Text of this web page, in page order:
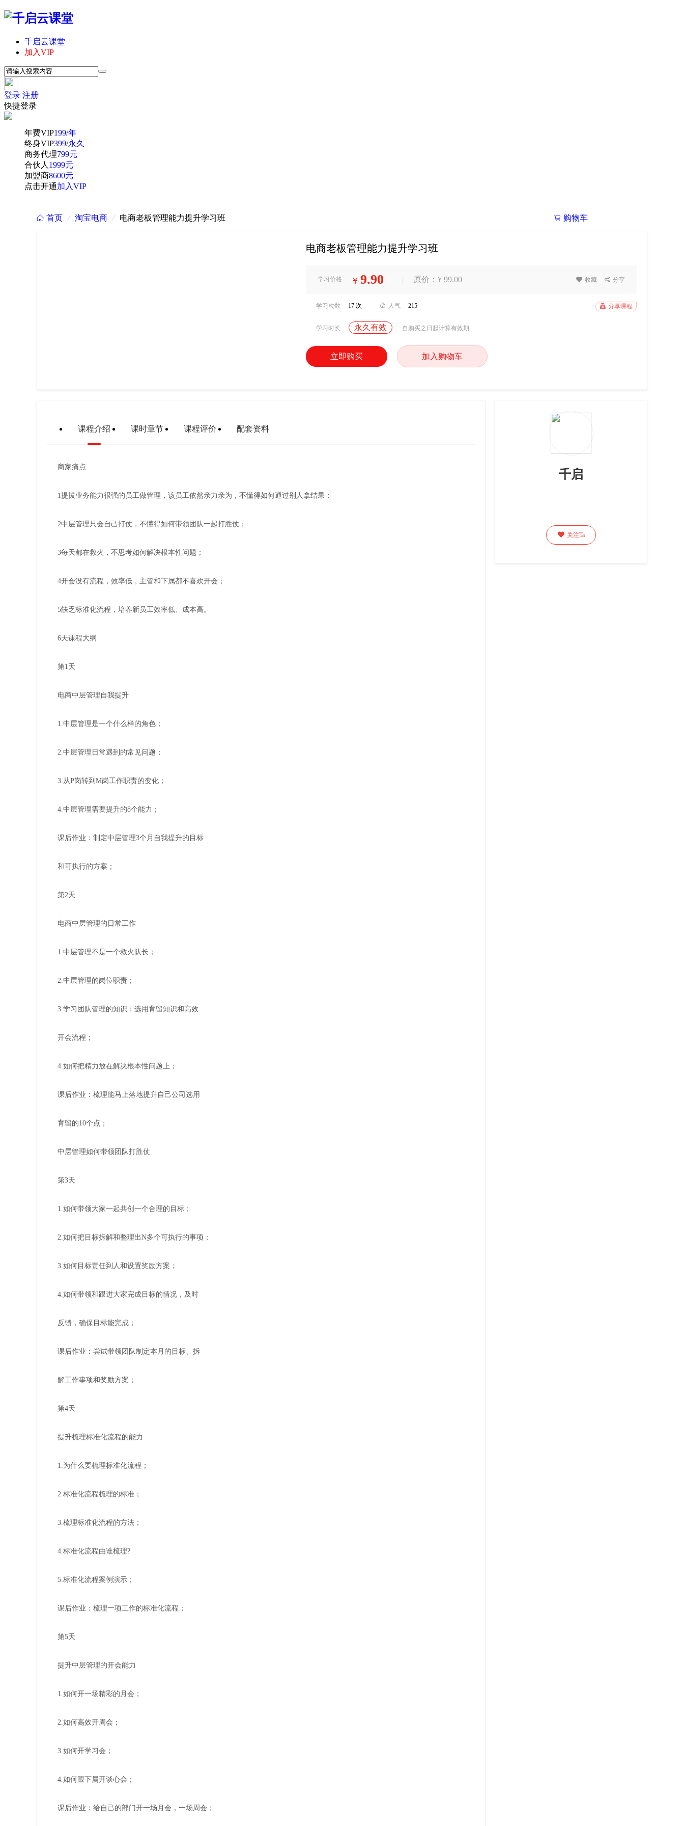
千启云课堂
加入VIP
登录 注册
快捷登录
年费VIP199/年
终身VIP399/永久
商务代理799元
合伙人 1999元
加盟商8600元
点击开通加入VIP
 购物车
 首页 / 淘宝电商 / 电商老板管理能力提升学习班
电商老板管理能力提升学习班
学习价格 ¥ 9.90 原价：¥ 99.00  收藏  分享
学习次数 17 次  人气 215  分享课程
学习时长 永久有效 自购买之日起计算有效期
立即购买 加入购物车
课程介绍 课时章节 课程评价 配套资料
商家痛点
1提拔业务能力很强的员工做管理，该员工依然亲力亲为，不懂得如何通过别人拿结果；
2中层管理只会自己打仗，不懂得如何带领团队一起打胜仗；
3每天都在救火，不思考如何解决根本性问题；
4开会没有流程，效率低，主管和下属都不喜欢开会；
5缺乏标准化流程，培养新员工效率低、成本高。
6天课程大纲
第1天
电商中层管理自我提升
1.中层管理是一个什么样的角色；
2.中层管理日常遇到的常见问题；
3.从P岗转到M岗工作职责的变化；
4.中层管理需要提升的8个能力；
课后作业：制定中层管理3个月自我提升的目标
和可执行的方案；
第2天
电商中层管理的日常工作
1.中层管理不是一个救火队长；
2.中层管理的岗位职责；
3.学习团队管理的知识：选用育留知识和高效
开会流程；
4.如何把精力放在解决根本性问题上；
课后作业：梳理能马上落地提升自己公司选用
育留的10个点；
中层管理如何带领团队打胜仗
第3天
1.如何带领大家一起共创一个合理的目标；
2.如何把目标拆解和整理出N多个可执行的事项；
3.如何目标责任到人和设置奖励方案；
4.如何带领和跟进大家完成目标的情况，及时
反馈，确保目标能完成；
课后作业：尝试带领团队制定本月的目标、拆
解工作事项和奖励方案；
第4天
提升梳理标准化流程的能力
1.为什么要梳理标准化流程；
2.标准化流程梳理的标准；
3.梳理标准化流程的方法；
4.标准化流程由谁梳理?
5.标准化流程案例演示；
课后作业：梳理一项工作的标准化流程；
第5天
提升中层管理的开会能力
1.如何开一场精彩的月会；
2.如何高效开周会；
3.如何开学习会；
4.如何跟下属开谈心会；
课后作业：给自己的部门开一场月会，一场周会；
千启
 关注Ta